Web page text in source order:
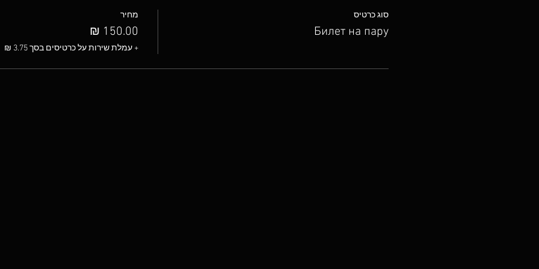
סוג כרטיס
Билет на пару
מחיר
+ עמלת שירות על כרטיסים בסך ‏3.75 ‏₪